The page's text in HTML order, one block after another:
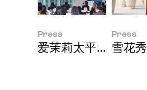
Press
爱茉莉太平洋亮相
Press
雪花